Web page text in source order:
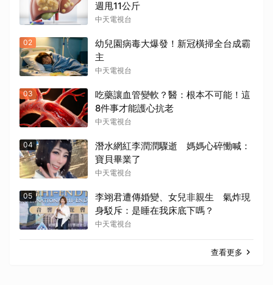
週甩11公斤
中天電視台
02
幼兒園病毒大爆發！新冠橫掃全台成霸
主
中天電視台
03
吃藥讓血管變軟？醫：根本不可能！這
8件事才能護心抗老
中天電視台
04
潛水網紅李潤潤驟逝 媽媽心碎慟喊：
寶貝畢業了
中天電視台
05
李翊君遭傳婚變、女兒非親生 氣炸現
身駁斥：是睡在我床底下嗎？
中天電視台
查看更多